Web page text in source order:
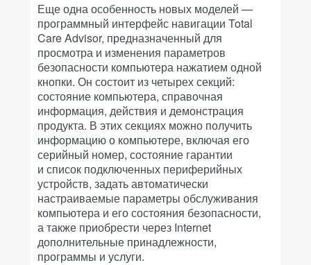
Еще одна особенность новых моделей —
программный интерфейс навигации Total
Care Advisor, предназначенный для
просмотра и изменения параметров
безопасности компьютера нажатием одной
кнопки. Он состоит из четырех секций:
состояние компьютера, справочная
информация, действия и демонстрация
продукта. В этих секциях можно получить
информацию о компьютере, включая его
серийный номер, состояние гарантии
и список подключенных периферийных
устройств, задать автоматически
настраиваемые параметры обслуживания
компьютера и его состояния безопасности,
а также приобрести через Internet
дополнительные принадлежности,
программы и услуги.